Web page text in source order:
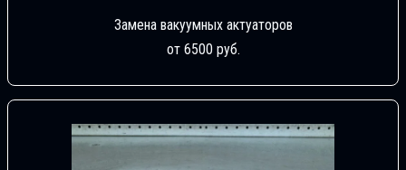
Замена вакуумных актуаторов
от 6500 руб.